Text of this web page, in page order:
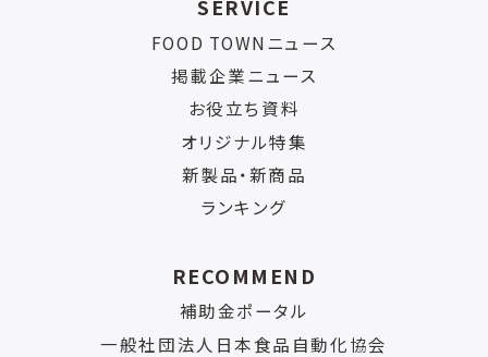
SERVICE
FOOD TOWNニュース
掲載企業ニュース
お役立ち資料
オリジナル特集
新製品・新商品
ランキング
RECOMMEND
補助金ポータル
一般社団法人日本食品自動化協会